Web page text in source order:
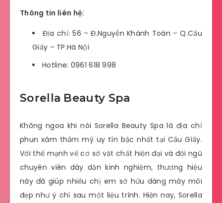
Thông tin liên hệ:
Địa chỉ: 56 – Đ.Nguyễn Khánh Toàn – Q.Cầu
Giấy – TP.Hà Nội
Hotline: 0961 618 998
Sorella Beauty Spa
Không ngoa khi nói Sorella Beauty Spa là địa chỉ
phun xăm thẩm mỹ uy tín bậc nhất tại Cầu Giấy.
Với thế mạnh về cơ sở vật chất hiện đại và đội ngũ
chuyên viên dày dặn kinh nghiệm, thương hiệu
này đã giúp nhiều chị em sở hữu dáng mày môi
đẹp như ý chỉ sau một liệu trình. Hiện nay, Sorella